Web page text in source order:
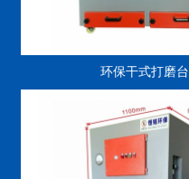
环保干式打磨台